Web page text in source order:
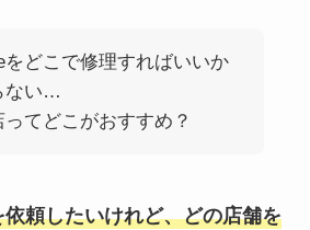
をどこで修理すればいいか
ない…
ってどこがおすすめ？
頼したいけれど、どの店舗を